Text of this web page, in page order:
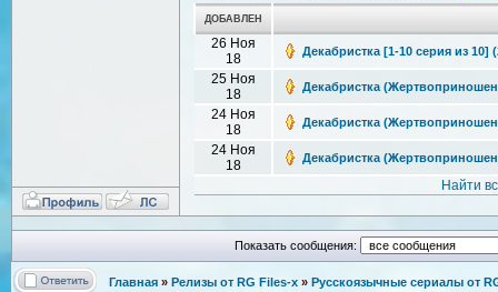
ДОБАВЛЕН
26 Ноя
18
Декабристка [1-10 серия из 10]
25 Ноя
18
Декабристка
24 Ноя
18
Декабристка
24 Ноя
18
Декабристка
Найти
Показать сообщения:
Главная » Релизы от RG Files-x » Русскоязычные сериалы от